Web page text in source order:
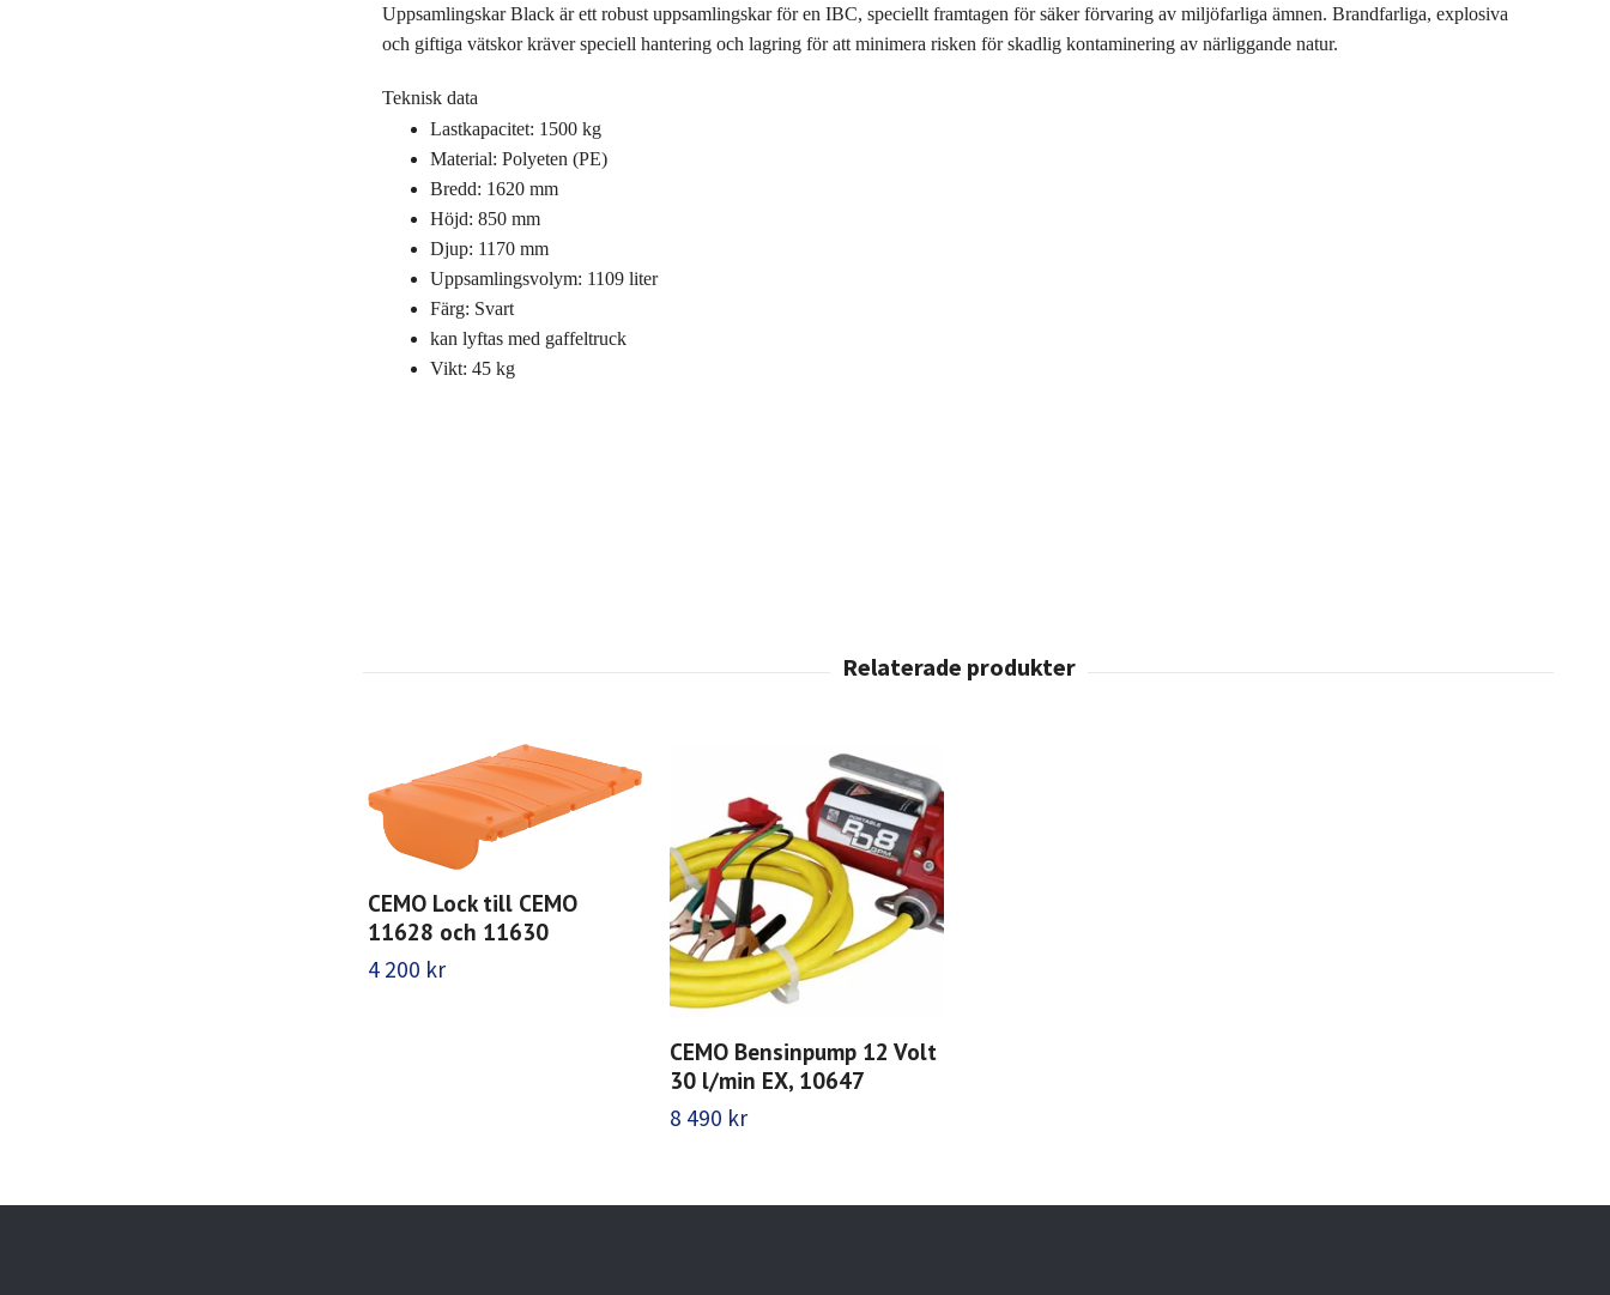
Uppsamlingskar Black är ett robust uppsamlingskar för en IBC, speciellt framtagen för säker förvaring av miljöfarliga ämnen. Brandfarliga, explosiva
och giftiga vätskor kräver speciell hantering och lagring för att minimera risken för skadlig kontaminering av närliggande natur.
Teknisk data
Lastkapacitet: 1500 kg
Material: Polyeten (PE)
Bredd: 1620 mm
Höjd: 850 mm
Djup: 1170 mm
Uppsamlingsvolym: 1109 liter
Färg: Svart
kan lyftas med gaffeltruck
Vikt: 45 kg
CEMO Lock till CEMO
11628 och 11630
4 200 kr
CEMO Bensinpump 12 Volt
30 l/min EX, 10647
8 490 kr